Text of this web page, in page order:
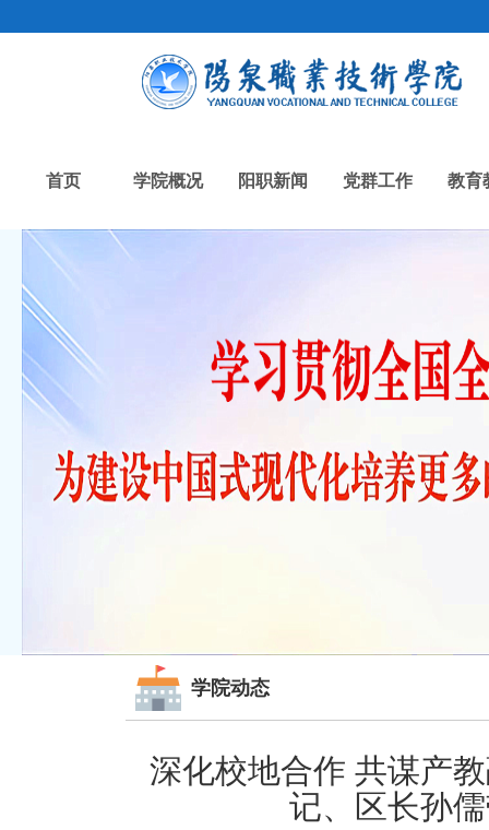
首页 学院概况 阳职新闻 党群工作 教育
学院动态
深化校地合作 共谋产
记、区长孙